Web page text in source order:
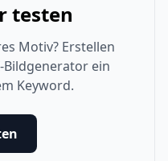
testen
Motiv? Erstellen
Bildgenerator ein
Keyword.